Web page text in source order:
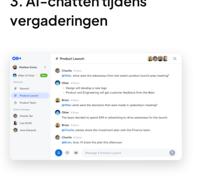
vergaderingen